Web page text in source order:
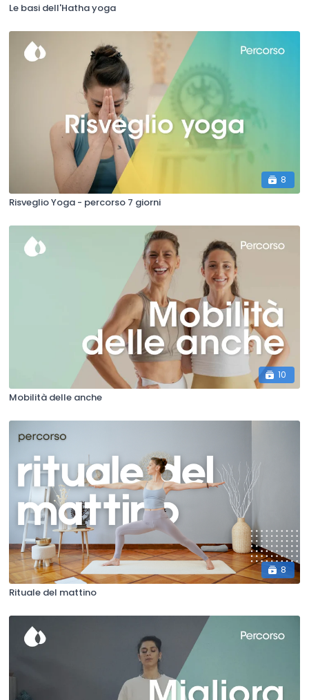
Le basi dell'Hatha yoga
8
Risveglio Yoga - percorso 7 giorni
10
Mobilità delle anche
8
Rituale del mattino